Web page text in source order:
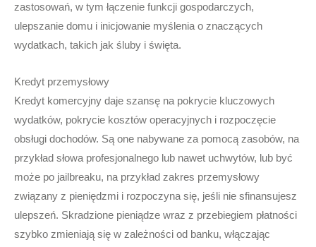
zastosowań, w tym łączenie funkcji gospodarczych,
ulepszanie domu i inicjowanie myślenia o znaczących
wydatkach, takich jak śluby i święta.
Kredyt przemysłowy
Kredyt komercyjny daje szansę na pokrycie kluczowych
wydatków, pokrycie kosztów operacyjnych i rozpoczęcie
obsługi dochodów. Są one nabywane za pomocą zasobów, na
przykład słowa profesjonalnego lub nawet uchwytów, lub być
może po jailbreaku, na przykład zakres przemysłowy
związany z pieniędzmi i rozpoczyna się, jeśli nie sfinansujesz
ulepszeń. Skradzione pieniądze wraz z przebiegiem płatności
szybko zmieniają się w zależności od banku, włączając